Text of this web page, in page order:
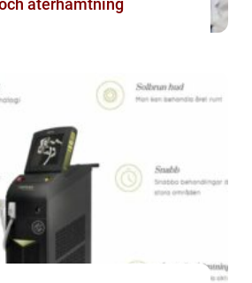
återhämtning